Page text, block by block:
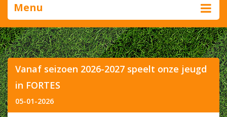
Menu
Vanaf seizoen 2026-2027 speelt onze jeugd
in FORTES
05-01-2026